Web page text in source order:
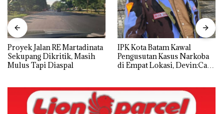
Proyek Jalan RE Martadinata
Sekupang Dikritik, Masih
Mulus Tapi Diaspal
IPK Kota Batam Kawal
Pengusutan Kasus Narkoba
di Empat Lokasi, Devin:Cari